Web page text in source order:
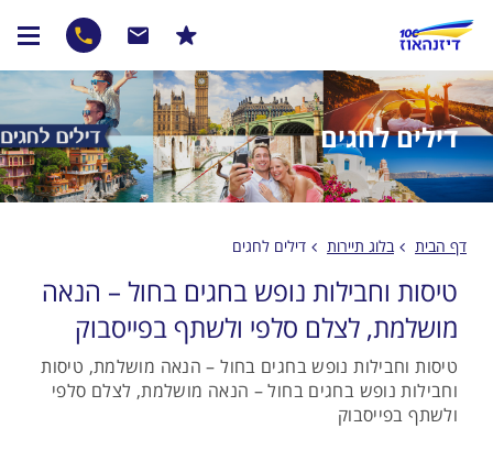
דילים לחגים
דף הבית בלוג תיירות דילים לחגים
טיסות וחבילות נופש בחגים בחול – הנאה
מושלמת, לצלם סלפי ולשתף בפייסבוק
טיסות וחבילות נופש בחגים בחול – הנאה מושלמת, טיסות
וחבילות נופש בחגים בחול – הנאה מושלמת, לצלם סלפי
ולשתף בפייסבוק